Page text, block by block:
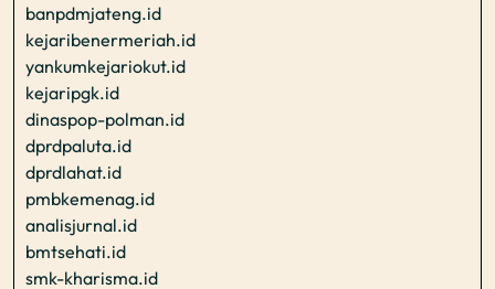
banpdmjateng.id
kejaribenermeriah.id
yankumkejariokut.id
kejaripgk.id
dinaspop-polman.id
dprdpaluta.id
dprdlahat.id
pmbkemenag.id
analisjurnal.id
bmtsehati.id
smk-kharisma.id